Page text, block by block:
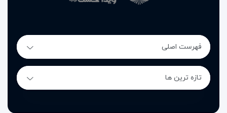
فهرست اصلی
تازه ترین ها